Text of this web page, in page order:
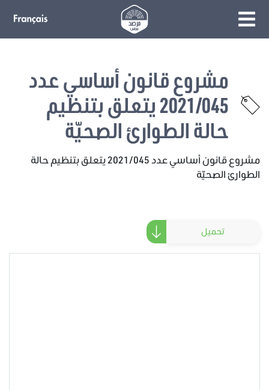
مشروع قانون أساسي عدد
2021/045 يتعلق بتنظيم
حالة الطوارئ الصحيّة
مشروع قانون أساسي عدد 2021/045 يتعلق بتنظيم حالة
الطوارئ الصحيّة
تحميل